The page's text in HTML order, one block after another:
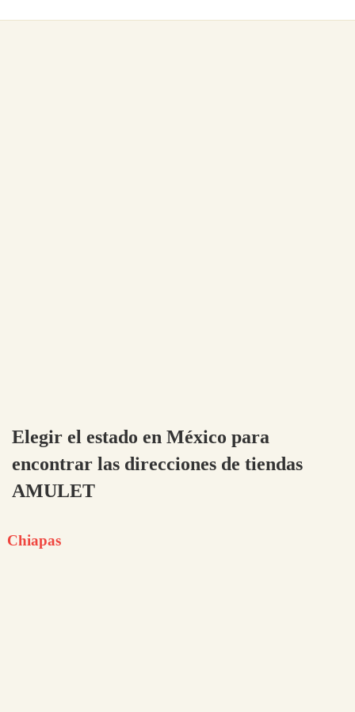
Elegir el estado en México para
encontrar las direcciones de tiendas
AMULET
Chiapas